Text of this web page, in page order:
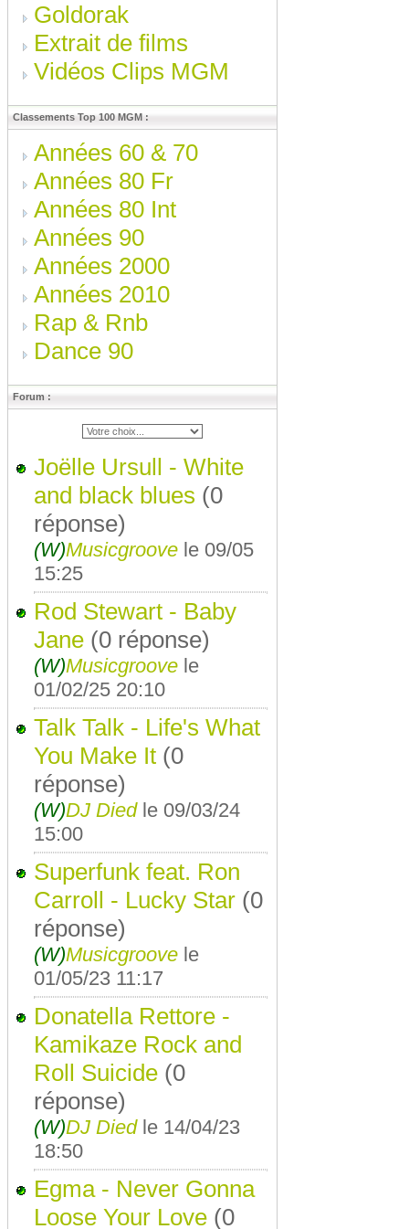
Goldorak
Extrait de films
Vidéos Clips MGM
Classements Top 100 MGM :
Années 60 & 70
Années 80 Fr
Années 80 Int
Années 90
Années 2000
Années 2010
Rap & Rnb
Dance 90
Forum :
Joëlle Ursull - White
and black blues (0
réponse)
(W)Musicgroove le 09/05
15:25
Rod Stewart - Baby
Jane (0 réponse)
(W)Musicgroove le
01/02/25 20:10
Talk Talk - Life's What
You Make It (0
réponse)
(W)DJ Died le 09/03/24
15:00
Superfunk feat. Ron
Carroll - Lucky Star (0
réponse)
(W)Musicgroove le
01/05/23 11:17
Donatella Rettore -
Kamikaze Rock and
Roll Suicide (0
réponse)
(W)DJ Died le 14/04/23
18:50
Egma - Never Gonna
Loose Your Love (0